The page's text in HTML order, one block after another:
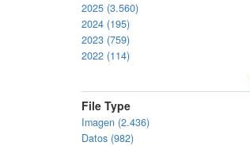
2025 (3.560)
2024 (195)
2023 (759)
2022 (114)
File Type
Imagen (2.436)
Datos (982)